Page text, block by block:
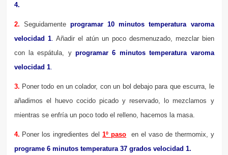
4.
2. Seguidamente programar 10 minutos temperatura varoma
velocidad 1. Añadir el atún un poco desmenuzado, mezclar bien
con la espátula, y programar 6 minutos temperatura varoma
velocidad 1.
3. Poner todo en un colador, con un bol debajo para que escurra, le
añadimos el huevo cocido picado y reservado, lo mezclamos y
mientras se enfría un poco todo el relleno, hacemos la masa.
4. Poner los ingredientes del1º paso en el vaso de thermomix, y
programe 6 minutos temperatura 37 grados velocidad 1.